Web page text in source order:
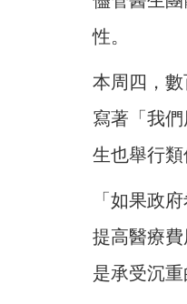
性。
本周四，
寫著「我
生也舉行類
「如果政
提高醫療
是承受沉